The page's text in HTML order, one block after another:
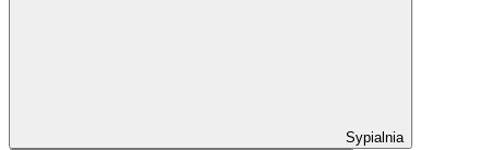
Sypialnia